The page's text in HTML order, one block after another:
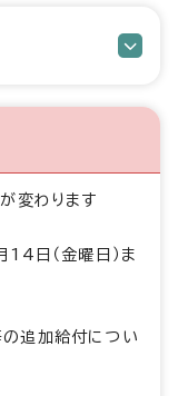
変わります
日（金曜日）ま
追加給付につい